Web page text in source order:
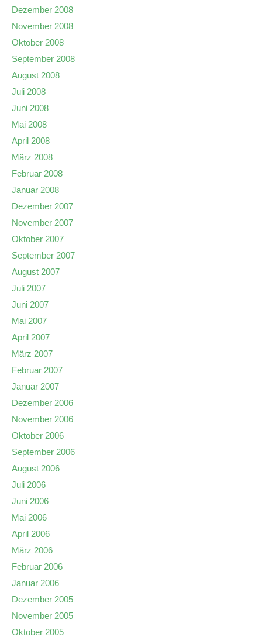
Dezember 2008
November 2008
Oktober 2008
September 2008
August 2008
Juli 2008
Juni 2008
Mai 2008
April 2008
März 2008
Februar 2008
Januar 2008
Dezember 2007
November 2007
Oktober 2007
September 2007
August 2007
Juli 2007
Juni 2007
Mai 2007
April 2007
März 2007
Februar 2007
Januar 2007
Dezember 2006
November 2006
Oktober 2006
September 2006
August 2006
Juli 2006
Juni 2006
Mai 2006
April 2006
März 2006
Februar 2006
Januar 2006
Dezember 2005
November 2005
Oktober 2005